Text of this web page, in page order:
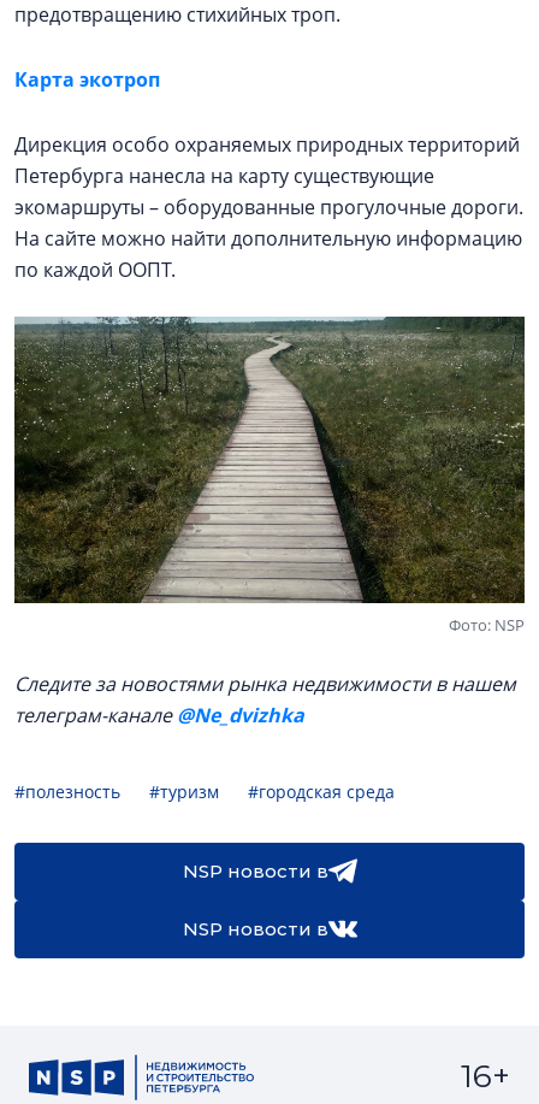
предотвращению стихийных троп.
Карта экотроп
Дирекция особо охраняемых природных территорий
Петербурга нанесла на карту существующие
экомаршруты – оборудованные прогулочные дороги.
На сайте можно найти дополнительную информацию
по каждой ООПТ.
Фото: NSP
Следите за новостями рынка недвижимости в нашем
телеграм-канале@Ne_dvizhka
#полезность #туризм #городская среда
NSP новости в
NSP новости в
16+